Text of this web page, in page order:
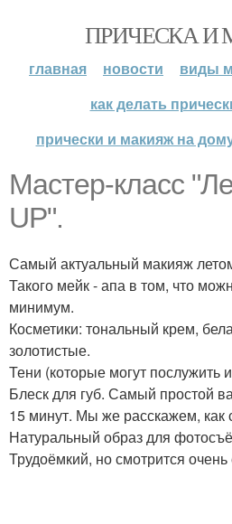
ПРИЧЕСКА И
главная новости
виды
как делать
прически и макияж на
Мастер-класс
UP".
Самый актуальный макияж
Такого мейк - апа в том, что
минимум.
Косметики: тональный крем,
золотистые.
Тени (которые могут послужить
Блеск для губ. Самый простой
15 минут. Мы же расскажем, как
Натуральный образ для
Трудоёмкий, но смотрится очень